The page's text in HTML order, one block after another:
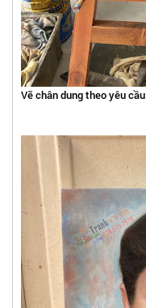
Vẽ chân dung theo yêu cầu